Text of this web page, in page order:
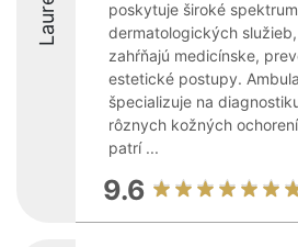
poskytuje široké spektrum
dermatologických
zahŕňajú medicínske,
estetické postupy.
špecializuje na
rôznych kožných
patrí ...
9.6